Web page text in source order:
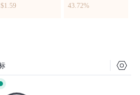
$1.59
43.72%